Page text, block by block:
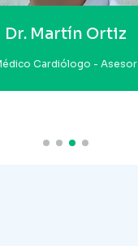
Dr. Martín Ortiz
Cardiólogo - Asesor